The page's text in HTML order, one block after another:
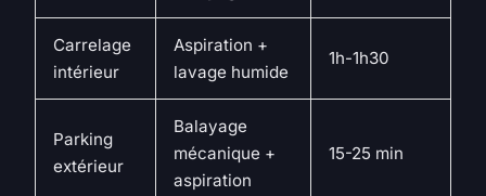
Carrelage
intérieur
Aspiration +
lavage humide
1h-1h30
Parking
extérieur
Balayage
mécanique +
aspiration
15-25 min